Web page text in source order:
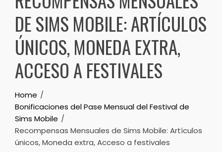
DE SIMS MOBILE: ARTÍCULOS
ÚNICOS, MONEDA EXTRA,
ACCESO A FESTIVALES
Home
Bonificaciones del Pase Mensual del Festival de
Sims Mobile
Recompensas Mensuales de Sims Mobile: Artículos
únicos, Moneda extra, Acceso a festivales